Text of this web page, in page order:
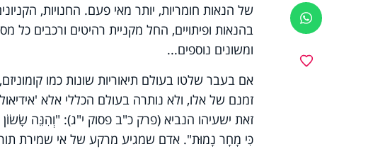
ווטסאפ
של הנאות חומריות, יותר מאי פעם. החנויות,
בהנאות ופיתויים, החל מקניית רהיטים ורכבים כל
ומשונים נוספים...
אם בעבר שלטו בעולם תיאוריות שונות כמו
זמנם של אלו, ולא נותרה בעולם הכללי אלא
זאת ישעיהו הנביא (פרק כ"ב פסוק י"ג): "וְהִנֵּה
כִּי מָחָר נָמוּת". אדם שמגיע מרקע של אי שמירת